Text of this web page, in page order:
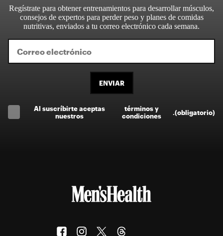
Regístrate para obtener entrenamientos para desarrollar músculos,
consejos de expertos para perder peso y planes de comidas
nutritivas, enviados a tu correo electrónico cada semana.
ENVIAR
Al suscríbirte aceptas
nuestros
términos y
condiciones
(obligatorio)